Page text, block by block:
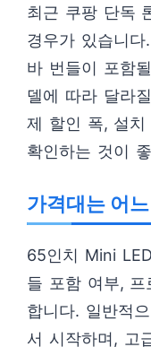
최근 쿠팡 단독
경우가 있습니
바 번들이 포함
델에 따라 달라
제 할인 폭, 설치
확인하는 것이
가격대는 어
65인치 Mini
들 포함 여부,
합니다. 일반적
서 시작하며, 고